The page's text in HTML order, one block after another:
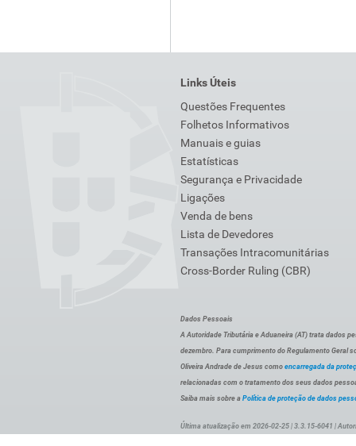
Links Úteis
Questões Frequentes
Folhetos Informativos
Manuais e guias
Estatísticas
Segurança e Privacidade
Ligações
Venda de bens
Lista de Devedores
Transações Intracomunitárias
Cross-Border Ruling (CBR)
Dados Pessoais
A Autoridade Tributária e Aduaneira (AT) trata dados
dezembro. Para cumprimento do Regulamento Geral
Oliveira Andrade de Jesus como encarregada da
relacionadas com o tratamento dos seus dados
Saiba mais sobre a Política de proteção de dados
Última atualização em 2026-02-25 | 3.3.15-6041 |